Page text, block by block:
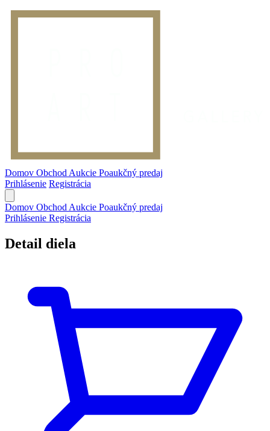
Domov Obchod Aukcie Poaukčný predaj
Prihlásenie Registrácia
Domov Obchod Aukcie Poaukčný predaj
Prihlásenie Registrácia
Detail diela